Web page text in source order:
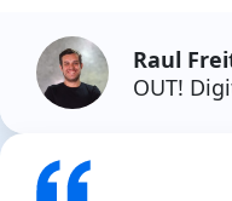
Raul
OUT!